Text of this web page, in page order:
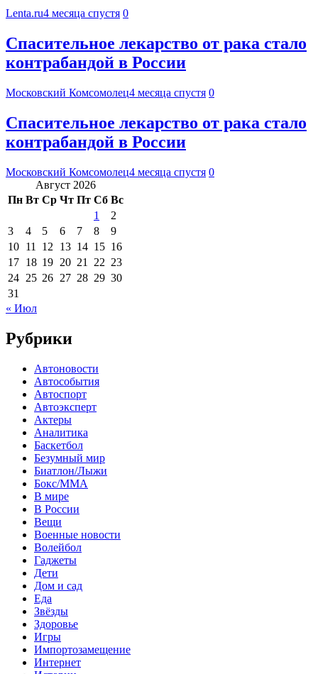
Lenta.ru4 месяца спустя 0
Спасительное лекарство от рака стало
контрабандой в России
Московский Комсомолец4 месяца спустя 0
Спасительное лекарство от рака стало
контрабандой в России
Московский Комсомолец4 месяца спустя 0
Август 2026
Пн Вт Ср Чт Пт Сб Вс
1
2
3
4 5 6 7 8
9
10 11 12 13 14 15 16
17 18 19 20 21 22 23
24 25 26 27 28 29 30
31
« Июл
Рубрики
Автоновости
Автособытия
Автоспорт
Автоэксперт
Актеры
Аналитика
Баскетбол
Безумный мир
Биатлон/Лыжи
Бокс/MMA
В мире
В России
Вещи
Военные новости
Волейбол
Гаджеты
Дети
Дом и сад
Еда
Звёзды
Здоровье
Игры
Импортозамещение
Интернет